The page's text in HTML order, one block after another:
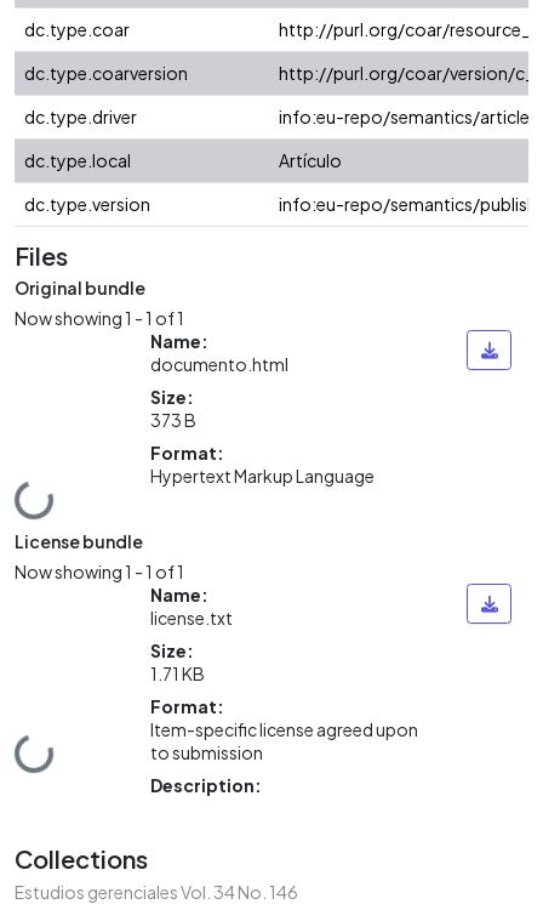
dc.type.coar
http://purl.org/coar/
dc.type.coarversion
http://purl.org/coar/version/
dc.type.driver
info:eu-repo/semantics/article
dc.type.local
Artículo
dc.type.version
info:eu-repo/semantics/
Files
Original bundle
Now showing1 - 1 of 1
Loading...
Name:
documento.html
Size:
373 B
Format:
Hypertext Markup Language
License bundle
Now showing1 - 1 of 1
Loading...
Name:
license.txt
Size:
1.71 KB
Format:
Item-specific license agreed upon
to submission
Description:
Collections
Estudios gerenciales Vol. 34 No. 146